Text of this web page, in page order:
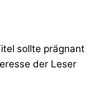
sollte prägnant
der Leser